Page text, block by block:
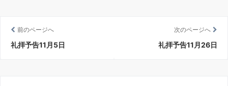
b
o
前のページへ
礼拝予告11月5日
次のページへ
礼拝予告11月26日